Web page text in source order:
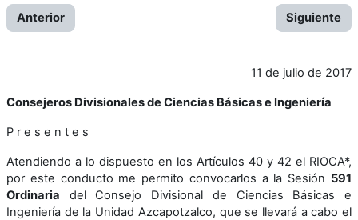
Anterior Siguiente
11 de julio de 2017
Consejeros Divisionales de Ciencias Básicas e Ingeniería
P r e s e n t e s
Atendiendo a lo dispuesto en los Artículos 40 y 42 el RIOCA*,
por este conducto me permito convocarlos a la Sesión 591
Ordinaria del Consejo Divisional de Ciencias Básicas e
Ingeniería de la Unidad Azcapotzalco, que se llevará a cabo el